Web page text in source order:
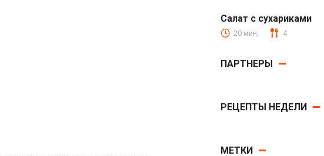
С овощами
Салат с сухариками
20 мин. 4
ПАРТНЕРЫ
РЕЦЕПТЫ НЕДЕЛИ
МЕТКИ